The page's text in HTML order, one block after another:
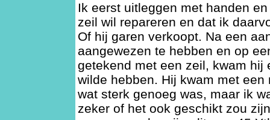
Ik eerst uitleggen met handen
zeil wil repareren en dat ik
Of hij garen verkoopt. Na een
aangewezen te hebben en op
getekend met een zeil, kwam hij
wilde hebben. Hij kwam met een
wat sterk genoeg was, maar ik
zeker of het ook geschikt zou